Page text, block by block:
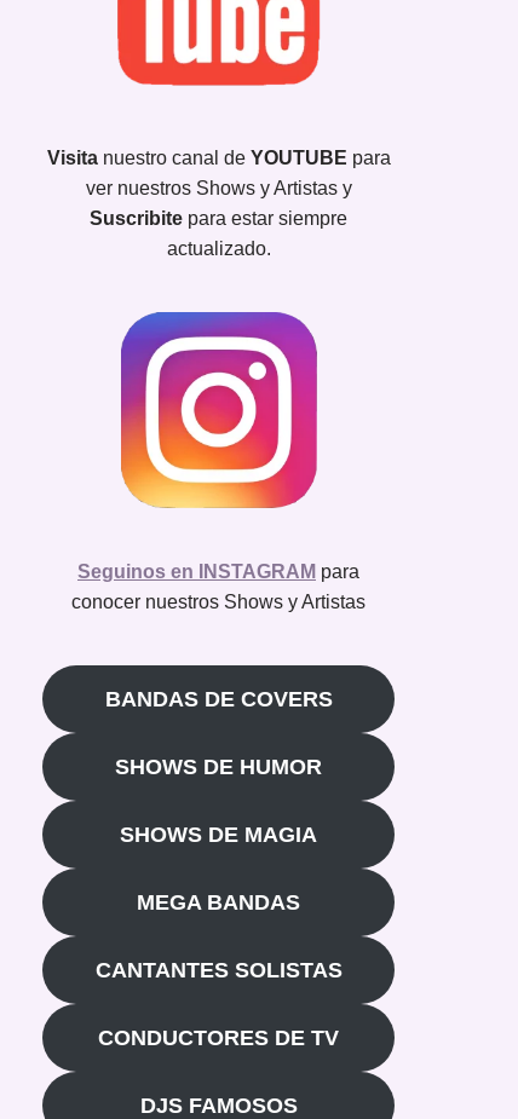
Visita nuestro canal de YOUTUBE para
ver nuestros Shows y Artistas y
Suscribite para estar siempre
actualizado.
Seguinos en INSTAGRAM para
conocer nuestros Shows y Artistas
BANDAS DE COVERS
SHOWS DE HUMOR
SHOWS DE MAGIA
MEGA BANDAS
CANTANTES SOLISTAS
CONDUCTORES DE TV
DJS FAMOSOS